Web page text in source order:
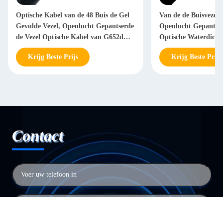
Optische Kabel van de 48 Buis de Gel
Gevulde Vezel, Openlucht Gepantserde
de Vezel Optische Kabel van G652d
FRP
Krijg Beste Prijs
Van de de Buisvezel
Openlucht
Optische
Krijg Beste Prijs
Contact